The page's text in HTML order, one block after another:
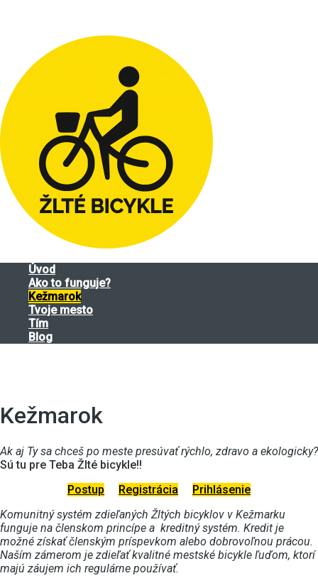
Úvod
Ako to funguje?
Kežmarok
Tvoje mesto
Tím
Blog
Kežmarok
Ak aj Ty sa chceš po meste presúvať rýchlo, zdravo a ekologicky?
Sú tu pre Teba Žlté bicykle!!
Postup
Registrácia
Prihlásenie
Komunitný systém zdieľaných Žltých bicyklov v Kežmarku
funguje na členskom princípe a kreditný systém. Kredit je
možné získať členským príspevkom alebo dobrovoľnou prácou.
Naším zámerom je zdieľať kvalitné mestské bicykle ľuďom, ktorí
majú záujem ich regulárne používať.